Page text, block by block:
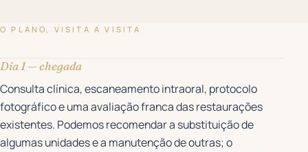
O PLANO, VISITA A VISITA
Dia 1 — chegada
Consulta clínica, escaneamento intraoral, protocolo
fotográfico e uma avaliação franca das restaurações
existentes. Podemos recomendar a substituição de
algumas unidades e a manutenção de outras; o